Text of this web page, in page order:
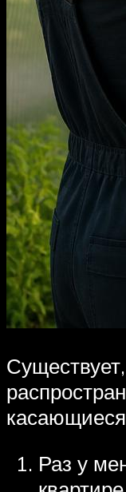
касающиеся
Раз у